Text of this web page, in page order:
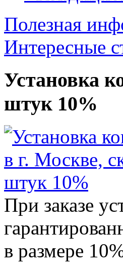
Полезная
Интересные
Установка
штук 10%
При заказе
в размере